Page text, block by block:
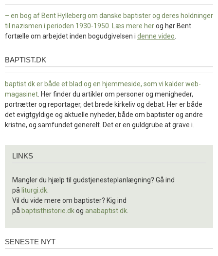
– en bog af Bent Hylleberg om danske baptister og deres holdninger
til nazismen i perioden 1930-1950. Læs mere herog hør Bent
fortælle om arbejdet inden bogudgivelsen i denne video
baptist.dk
BAPTIST.DK
baptist.dk er både et blad og en hjemmeside, som vi kalder web-
magasinet . Her finder du artikler om personer og menigheder,
portrætter og reportager, det brede kirkeliv og debat. Her er både
det evigtgyldige og aktuelle nyheder, både om baptister og andre
kristne, og samfundet generelt. Det er en guldgrube at grave i.
LINKS
Mangler du hjælp til gudstjenesteplanlægning? Gå ind
på liturgi.dk
Vil du vide mere om baptister? Kig ind
på baptisthistorie.dkog anabaptist.dk
Seneste
SENESTE NYT